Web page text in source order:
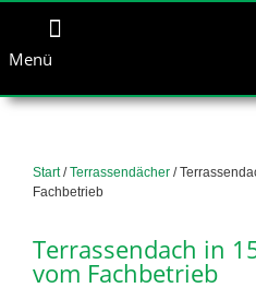
Menü
Start/Terrassendächer /
Fachbetrieb
Terrassendach in
vom Fachbetrieb